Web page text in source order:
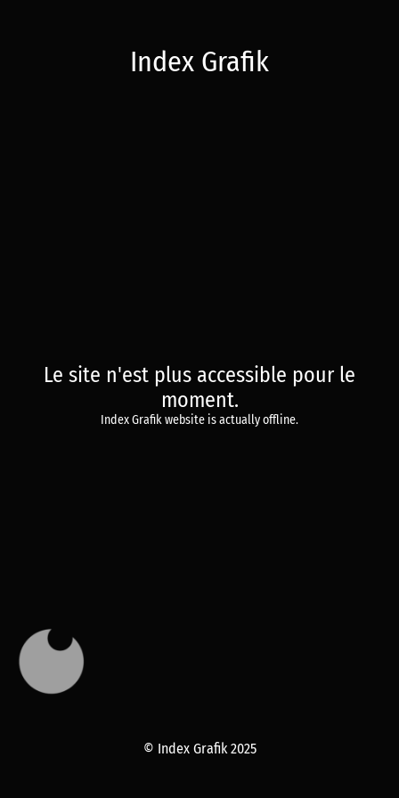
Index Grafik
Le site n'est plus accessible pour le
moment.
Index Grafik website is actually offline.
© Index Grafik 2025